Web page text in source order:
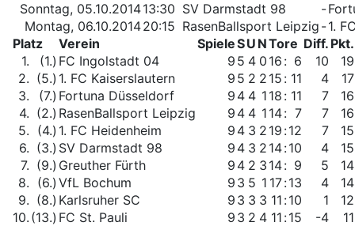
Sonntag, 05.10.201413:30 SV Darmstadt 98 -
Montag, 06.10.201420:15 RasenBallsport Leipzig -1.
Platz
Verein SpieleSU NTore Diff. Pkt.
1.
(1.) FC Ingolstadt 04 9 5 4 0 16 : 6 10
19
2. (5.) 1. FC Kaiserslautern 9 5 2 2 15 : 11 4
17
3.
(7.) Fortuna Düsseldorf 9 4 4 1 18 : 11 7
16
4. (2.) RasenBallsport Leipzig 9 4 4 1 14: 7 7
16
5. (4.) 1. FC Heidenheim 9 4 3 2 19 :12 7
15
6. (3.) SV Darmstadt 98 9 4 3 2 14:10 4
15
7. (9.) Greuther Fürth 9 4 2 3 14: 9 5
14
8. (6.) VfL Bochum 9 3 5 1 17:13 4
14
9. (8.) Karlsruher SC 9 3 3 3 11 :10 1
12
10. (13.) FC St. Pauli 9 3 2 4 11 :15 -4
11